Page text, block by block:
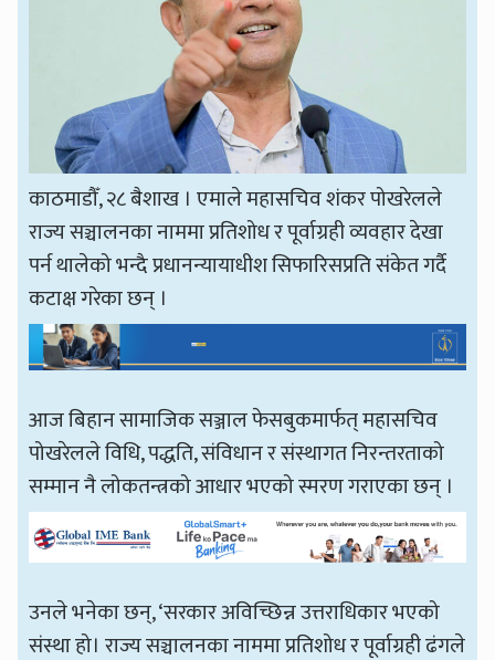
काठमाडौँ, २८ बैशाख । एमाले महासचिव शंकर पोखरेलले
राज्य सञ्चालनका नाममा प्रतिशोध र पूर्वाग्रही व्यवहार देखा
पर्न थालेको भन्दै प्रधानन्यायाधीश सिफारिसप्रति संकेत गर्दै
कटाक्ष गरेका छन् ।
आज बिहान सामाजिक सञ्जाल फेसबुकमार्फत् महासचिव
पोखरेलले विधि, पद्धति, संविधान र संस्थागत निरन्तरताको
सम्मान नै लोकतन्त्रको आधार भएको स्मरण गराएका छन् ।
उनले भनेका छन्, ‘सरकार अविच्छिन्न उत्तराधिकार भएको
संस्था हो। राज्य सञ्चालनका नाममा प्रतिशोध र पूर्वाग्रही ढंगले